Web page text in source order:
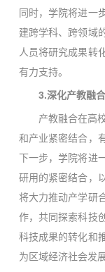
同时，学院将进一
建跨学科、跨领域
人员将研究成果转
有力支持。
3.深化产教融
产教融合在高
和产业紧密结合，
下一步，学院将进
研用的紧密结合，
将大力推动产学研
作，共同探索科技
科技成果的转化和
为区域经济社会发